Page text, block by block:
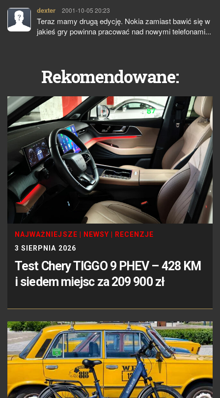
dexter pisze:
2001-10-05 20:23
Teraz mamy drugą edycję. Nokia zamiast bawić się w
jakieś gry powinna pracować nad nowymi telefonami...
Rekomendowane:
NAJWAŻNIEJSZE NEWSY
RECENZJE
3 SIERPNIA 2026
Test Chery TIGGO 9 PHEV – 428 KM
i siedem miejsc za 209 900 zł